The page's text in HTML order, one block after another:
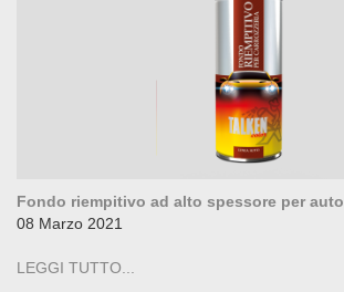
Fondo riempitivo ad alto spessore per auto
08 Marzo 2021
LEGGI TUTTO...